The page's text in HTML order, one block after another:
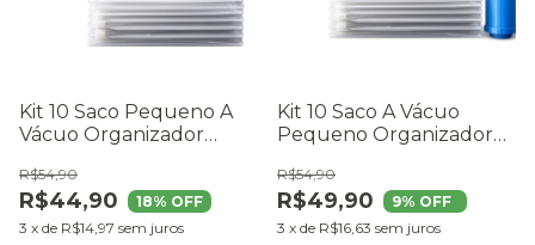
Kit 10 Saco Pequeno A
Vácuo Organizador
R$44,90
R$54,90
18% OFF
3 x de R$14,97 sem juros
Kit 10 Saco A Vácuo
Pequeno Organizador
R$49,90
R$54,90
9% OFF
3 x de R$16,63 sem juros